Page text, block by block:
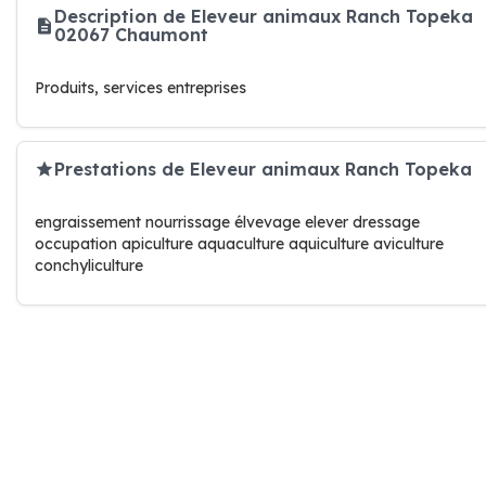
Description de Eleveur animaux Ranch Topeka
02067 Chaumont
Produits, services entreprises
Prestations de Eleveur animaux Ranch Topeka
engraissement nourrissage élvevage elever dressage
occupation apiculture aquaculture aquiculture aviculture
conchyliculture